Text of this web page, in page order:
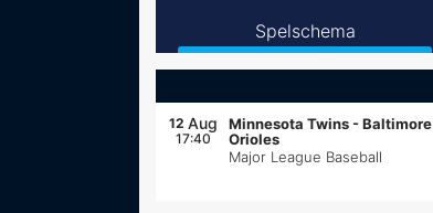
Spelschema
12 Aug
17:40
Minnesota Twins -Baltimore
Orioles
Major League Baseball